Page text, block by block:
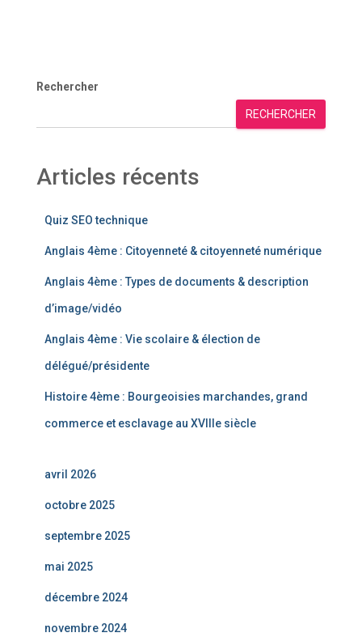
Rechercher
RECHERCHER
Articles récents
Quiz SEO technique
Anglais 4ème : Citoyenneté & citoyenneté numérique
Anglais 4ème : Types de documents & description
d’image/vidéo
Anglais 4ème : Vie scolaire & élection de
délégué/présidente
Histoire 4ème : Bourgeoisies marchandes, grand
commerce et esclavage au XVIIIe siècle
avril 2026
octobre 2025
septembre 2025
mai 2025
décembre 2024
novembre 2024